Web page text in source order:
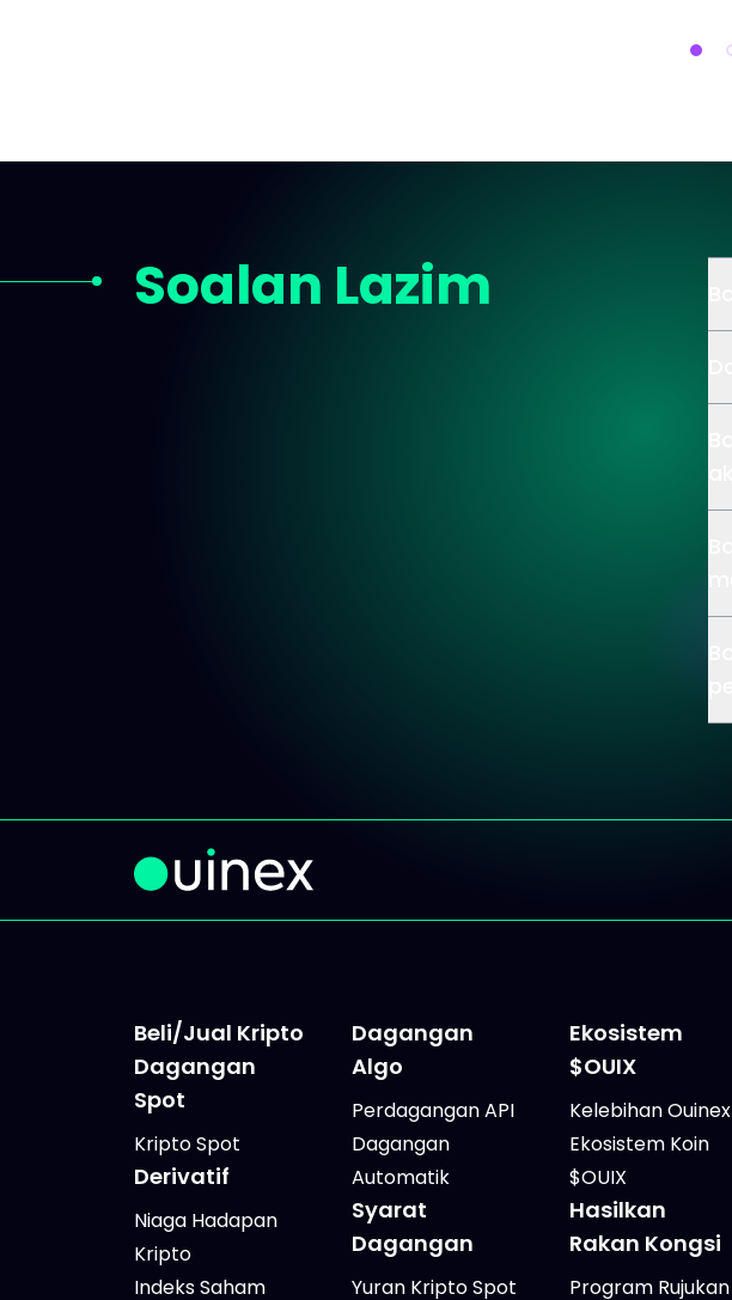
Soalan Lazim
Beli/Jual Kripto
Dagangan
Spot
Kripto Spot
Derivatif
Niaga Hadapan
Kripto
Indeks Saham
Dagangan
Algo
Perdagangan API
Dagangan
Automatik
Syarat
Dagangan
Yuran Kripto Spot
Ekosistem
$OUIX
Kelebihan Ouinex
Ekosistem Koin
$OUIX
Hasilkan
Rakan Kongsi
Program Rujukan